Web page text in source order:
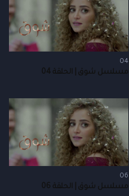
04
مسلسل شوق | الحلقة 04
06
مسلسل شوق | الحلقة 06